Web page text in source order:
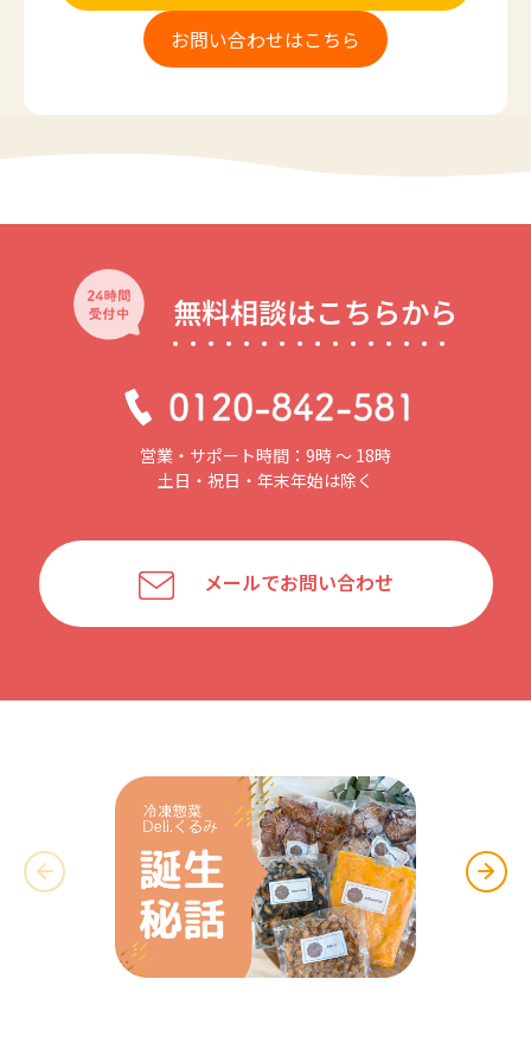
お問い合わせはこちら
無料相談はこちらから
営業・サポート時間：9時 〜 18時
土日・祝日・年末年始は除く
メールでお問い合わせ